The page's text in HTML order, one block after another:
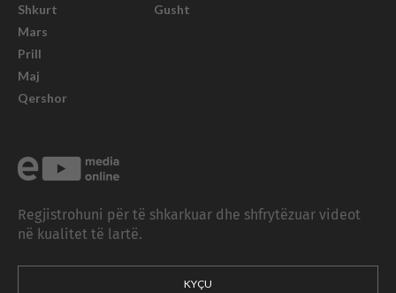
Shkurt
Mars
Prill
Maj
Qershor
Gusht
Regjistrohuni për të shkarkuar dhe shfrytëzuar videot
në kualitet të lartë.
KYÇU